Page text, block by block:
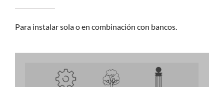
Para instalar sola o en combinación con bancos.